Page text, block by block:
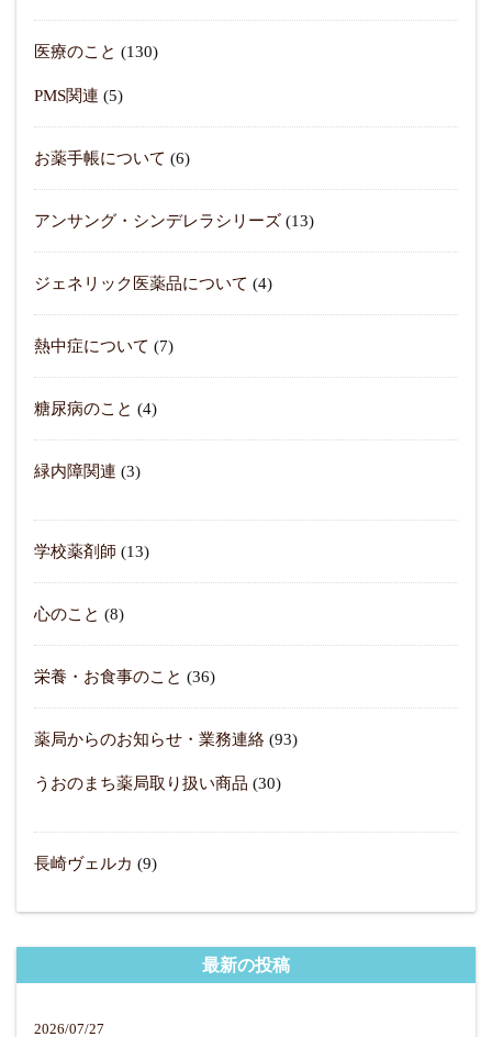
医療のこと (130)
PMS関連 (5)
お薬手帳について (6)
アンサング・シンデレラシリーズ (13)
ジェネリック医薬品について (4)
熱中症について (7)
糖尿病のこと (4)
緑内障関連 (3)
学校薬剤師 (13)
心のこと (8)
栄養・お食事のこと (36)
薬局からのお知らせ・業務連絡 (93)
うおのまち薬局取り扱い商品 (30)
長崎ヴェルカ (9)
最新の投稿
2026/07/27